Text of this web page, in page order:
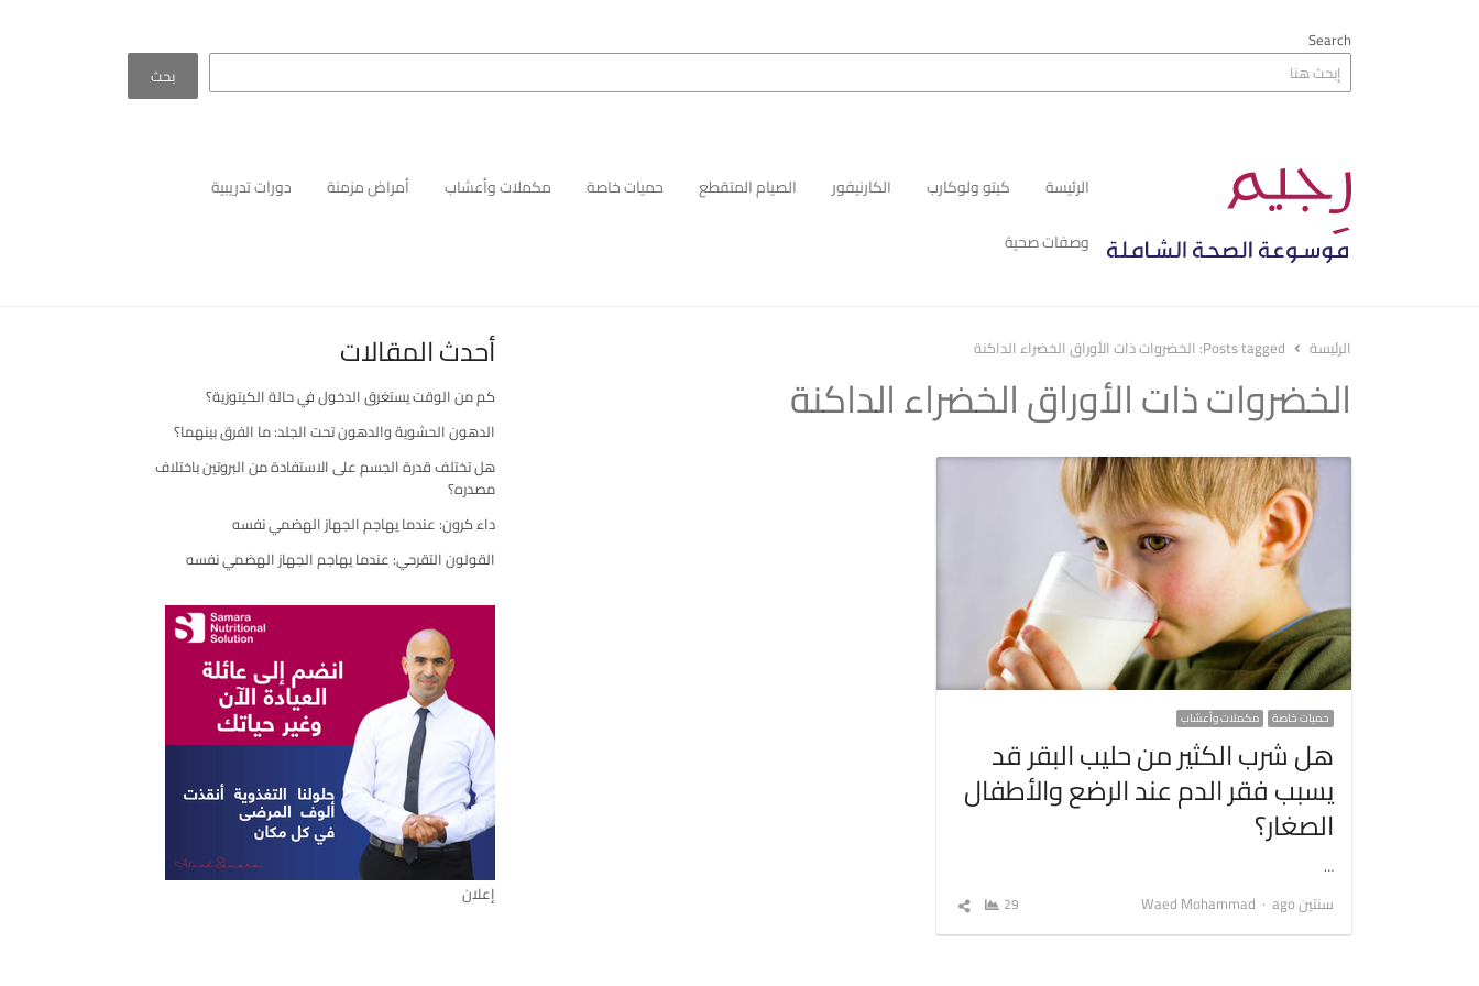
Search
بحث
الرئيسة كيتو ولوكارب الكارنيفور الصيام المتقطع حميات خاصة مكملات وأعشاب أمراض مزمنة
دورات تدريبية
وصفات صحية
الرئيسة Posts tagged: الخضروات ذات الأوراق الخضراء الداكنة
الخضروات ذات الأوراق الخضراء الداكنة
حميات خاصة مكملات وأعشاب
هل شرب الكثير من حليب البقر قد
يسبب فقر الدم عند الرضع والأطفال
الصغار؟
…
سنتين ago
Author
Waed Mohammad
29
شارك
أحدث المقالات
كم من الوقت يستغرق الدخول في حالة الكيتوزية؟
الدهون الحشوية والدهون تحت الجلد: ما الفرق بينهما؟
هل تختلف قدرة الجسم على الاستفادة من البروتين باختلاف
مصدره؟
داء كرون: عندما يهاجم الجهاز الهضمي نفسه
القولون التقرحي: عندما يهاجم الجهاز الهضمي نفسه
إعلان